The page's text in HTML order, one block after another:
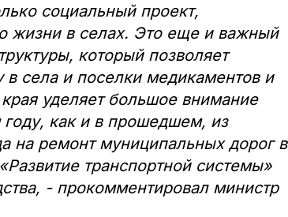
социальный проект,
жизни в селах. Это еще и важный
который позволяет
в села и поселки медикаментов и
уделяет большое внимание
как и в прошедшем, из
на ремонт муниципальных дорог в
транспортной системы»
- прокомментировал министр